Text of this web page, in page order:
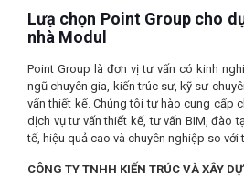
Lưạ chọn Point Group cho
nhà Modul
Point Group là đơn vị tư vấn có kinh
ngũ chuyên gia, kiến trúc sư, kỹ sư
vấn thiết kế. Chúng tôi tự hào cung cấp
dịch vụ tư vấn thiết kế, tư vấn BIM, đào
tế, hiệu quả cao và chuyên nghiệp so với
CÔNG TY TNHH KIẾN TRÚC VÀ XÂY